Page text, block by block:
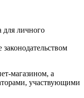
для личного
магазином, а
участвующими